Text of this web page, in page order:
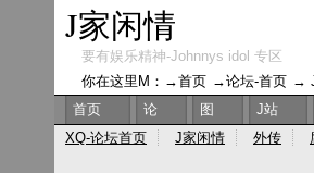
J家闲情
要有娱乐精神-Johnnys idol 专区
你在这里M：→首页 →论坛-首页 →
首页
论 图 J站
XQ-论坛首页 J家闲情 外传